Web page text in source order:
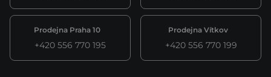
Prodejna Praha 10
+420 556 770 195
Prodejna Vítkov
+420 556 770 199